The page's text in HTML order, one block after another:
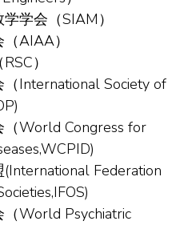
学会（SIAM）
AIAA）
）
International Society of
World Congress for
Federation
World Psychiatric